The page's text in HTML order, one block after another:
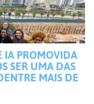
IA PROMOVIDA
SER UMA DAS
MAIS DE